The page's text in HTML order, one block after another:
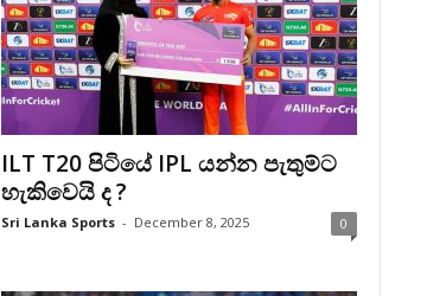
ILT T20 පිටියේ IPL යන්න පැතුම්ට
හැකිවෙයි ද ?
Sri Lanka Sports - December 8, 2025 0